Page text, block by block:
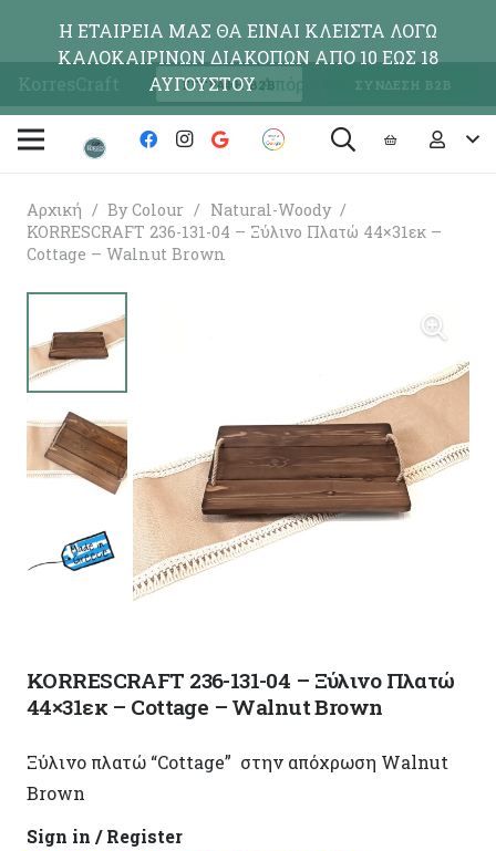
KorresCraft ΕΓΓΡΑΦΗ Β2Β ΣΥΝΔΕΣΗ Β2Β
Αρχική / By Colour / Natural-Woody /
KORRESCRAFT 236-131-04 – Ξύλινο Πλατώ 44×31εκ –
Cottage – Walnut Brown
KORRESCRAFT 236-131-04 – Ξύλινο Πλατώ
44×31εκ – Cottage – Walnut Brown
Ξύλινο πλατώ “Cottage” στην απόχρωση Walnut
Brown
Sign in / Register
Η ΕΤΑΙΡΕΙΑ ΜΑΣ ΘΑ ΕΙΝΑΙ ΚΛΕΙΣΤΑ ΛΟΓΩ
ΚΑΛΟΚΑΙΡΙΝΩΝ ΔΙΑΚΟΠΩΝ ΑΠΟ 10 ΕΩΣ 18
ΑΥΓΟΥΣΤΟΥΑπόρριψη